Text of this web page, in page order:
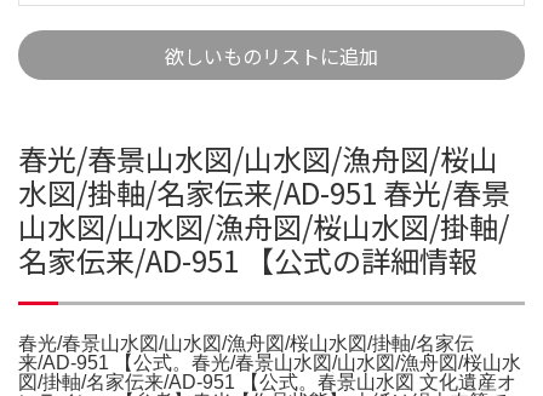
欲しいものリストに追加
春光/春景山水図/山水図/漁舟図/桜山
水図/掛軸/名家伝来/AD-951 春光/春景
山水図/山水図/漁舟図/桜山水図/掛軸/
名家伝来/AD-951 【公式の詳細情報
春光/春景山水図/山水図/漁舟図/桜山水図/掛軸/名家伝
来/AD-951 【公式。春光/春景山水図/山水図/漁舟図/桜山水
図/掛軸/名家伝来/AD-951 【公式。春景山水図 文化遺産オ